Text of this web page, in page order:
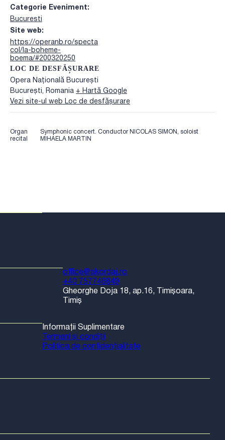
Categorie Eveniment:
Bucuresti
Site web:
https://operanb.ro/specta
col/la-boheme-
boema/#200320250
LOC DE DESFĂȘURARE
Opera Națională București
București, Romania + Hartă Google
Vezi site-ul web Loc de desfășurare
Organ
recital
Symphonic concert. Conductor NICOLAS SIMON, soloist
MIHAELA MARTIN
office@akordaj.ro
+40 757746849
Gheorghe Doja 18, ap.16, Timișoara,
Timiș
Informații Suplimentare
Termeni și condiții
Politica de confidențialitate